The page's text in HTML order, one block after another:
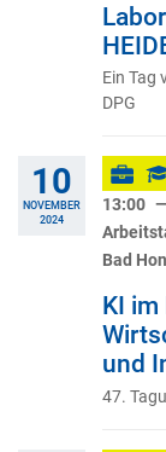
Ein Tag
DPG
10
NOVEMBER
2024
13:00
Bad
KI
und
47.